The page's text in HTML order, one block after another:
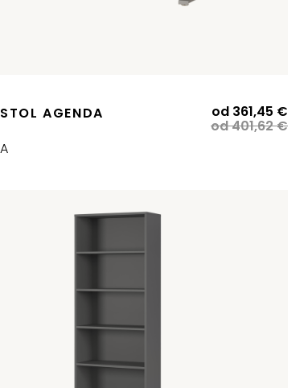
AGENDA
od401,62€
od 361,45 €